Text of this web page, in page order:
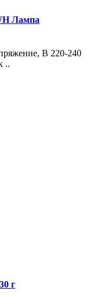
Лампа
В 220-240
..
г